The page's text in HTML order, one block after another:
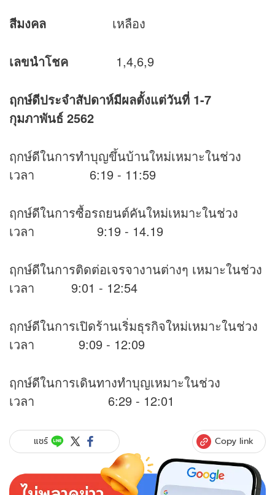
สีมงคล เหลือง
เลขนำโชค 1,4,6,9
ฤกษ์ดีประจำสัปดาห์มีผลตั้งแต่วันที่ 1-7
กุมภาพันธ์ 2562
ฤกษ์ดีในการทำบุญขึ้นบ้านใหม่เหมาะในช่วง
เวลา 6:19 - 11:59
ฤกษ์ดีในการซื้อรถยนต์คันใหม่เหมาะในช่วง
เวลา 9:19 - 14.19
ฤกษ์ดีในการติดต่อเจรจางานต่างๆ เหมาะในช่วง
เวลา 9:01 - 12:54
ฤกษ์ดีในการเปิดร้านเริ่มธุรกิจใหม่เหมาะในช่วง
เวลา 9:09 - 12:09
ฤกษ์ดีในการเดินทางทำบุญเหมาะในช่วง
เวลา 6:29 - 12:01
แชร์ Copy link